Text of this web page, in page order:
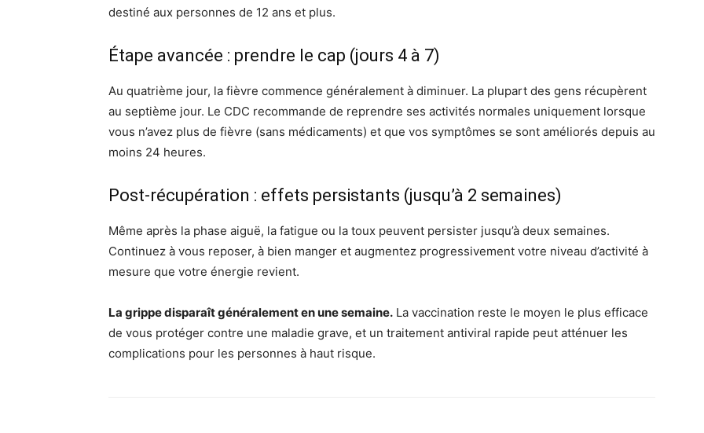
destiné aux personnes de 12 ans et plus.
Étape avancée : prendre le cap (jours 4 à 7)
Au quatrième jour, la fièvre commence généralement à diminuer. La plupart des gens récupèrent
au septième jour. Le CDC recommande de reprendre ses activités normales uniquement lorsque
vous n’avez plus de fièvre (sans médicaments) et que vos symptômes se sont améliorés depuis au
moins 24 heures.
Post-récupération : effets persistants (jusqu’à 2 semaines)
Même après la phase aiguë, la fatigue ou la toux peuvent persister jusqu’à deux semaines.
Continuez à vous reposer, à bien manger et augmentez progressivement votre niveau d’activité à
mesure que votre énergie revient.
La grippe disparaît généralement en une semaine. La vaccination reste le moyen le plus efficace
de vous protéger contre une maladie grave, et un traitement antiviral rapide peut atténuer les
complications pour les personnes à haut risque.